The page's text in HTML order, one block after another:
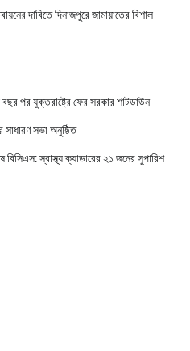
দাবিতে দিনাজপুরে জামায়াতের বিশাল
বছর পর যুক্তরাষ্ট্রে ফের সরকার শাটডাউন
সভা অনুষ্ঠিত
বিসিএস: স্বাস্থ্য ক্যাডারের ২১ জনের সুপারিশ